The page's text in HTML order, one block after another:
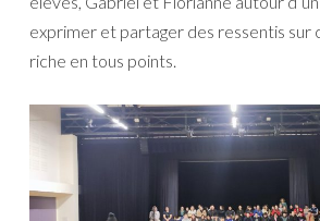
exprimer et partager des ressentis sur
riche en tous points.